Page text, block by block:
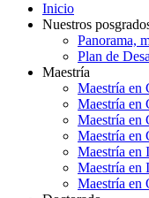
Inicio
Nuestros
Panorama,
Plan de
Maestría
Maestría en
Maestría en
Maestría en
Maestría en
Maestría en
Maestría en
Maestría en